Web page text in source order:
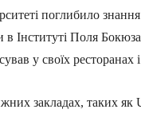
поглибило
в Інституті Поля
у своїх ресторанах
закладах, таких